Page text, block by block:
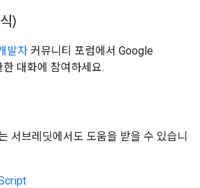
)
발자 커뮤니티 포럼에서 Google
대화에 참여하세요.
서브레딧에서도 도움을 받을 수 있습니